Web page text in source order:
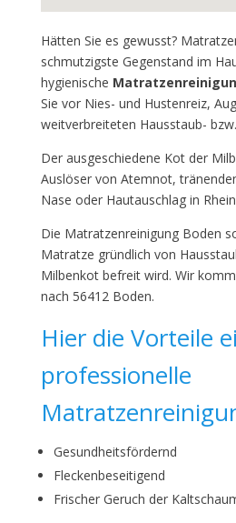
Hätten Sie es gewusst?
schmutzigste Gegenstand im
hygienische
Sie vor Nies- und Hustenreiz,
weitverbreiteten Hausstaub-
Der ausgeschiedene Kot der
Auslöser von Atemnot,
Nase oder Hautauschlag in
Die Matratzenreinigung Boden
Matratze gründlich von
Milbenkot befreit wird. Wir
nach 56412 Boden.
Hier die Vorteile
professionelle
Gesundheitsfördernd
Fleckenbeseitigend
Frischer Geruch der